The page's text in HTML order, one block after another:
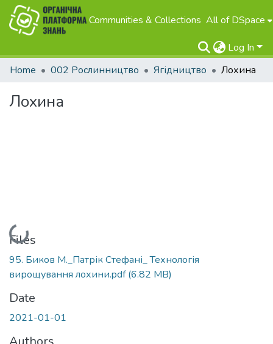
Communities & Collections All of DSpace
Log In
Home
002 Рослинництво Ягідництво Лохина
Лохина
Loading...
Files
95. Биков М._Патрік Стефані_ Технологія
вирощування лохини.pdf(6.82 MB)
Date
2021-01-01